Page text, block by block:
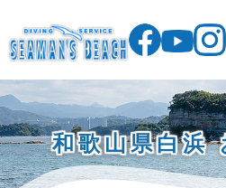
和歌山県白浜